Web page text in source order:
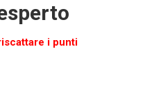
i punti